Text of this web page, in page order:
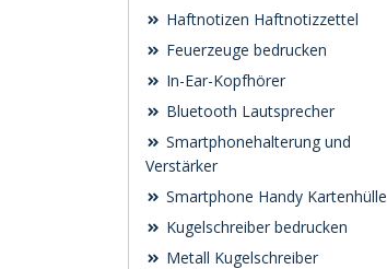
Haftnotizen Haftnotizzettel
Feuerzeuge bedrucken
In-Ear-Kopfhörer
Bluetooth Lautsprecher
Smartphonehalterung und
Verstärker
Smartphone Handy Kartenhülle
Kugelschreiber bedrucken
Metall Kugelschreiber